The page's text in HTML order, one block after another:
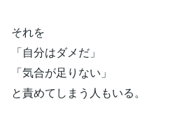
それを
「自分はダメだ」
「気合が足りない」
と責めてしまう人もいる。